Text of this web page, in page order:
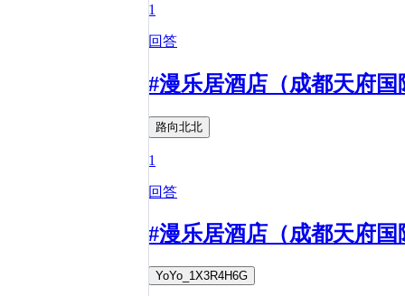
1
回答
#漫乐居酒店（成都天府
路向北北
1
回答
#漫乐居酒店（成都天府
YoYo_1X3R4H6G